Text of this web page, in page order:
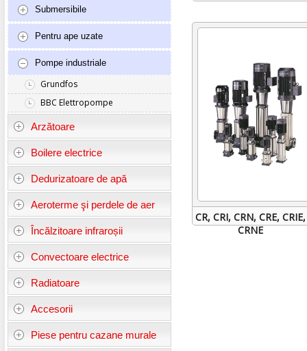
Submersibile
Pentru ape uzate
Pompe industriale
Grundfos
BBC Elettropompe
Arzătoare
Boilere electrice
Dedurizatoare de apă
Aeroterme şi perdele de aer
Încălzitoare infraroșii
Convectoare electrice
Radiatoare
Accesorii
Piese pentru cazane murale
CR, CRI, CRN, CRE, CRIE,
CRNE